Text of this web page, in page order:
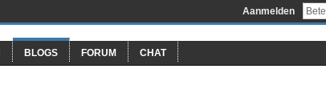
Aanmelden
BLOGS FORUM CHAT